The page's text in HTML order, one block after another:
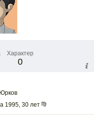
Характер
0
1995, 30 лет